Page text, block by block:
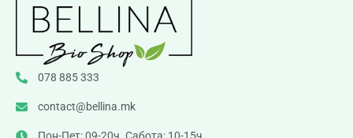
078 885 333
contact@bellina.mk